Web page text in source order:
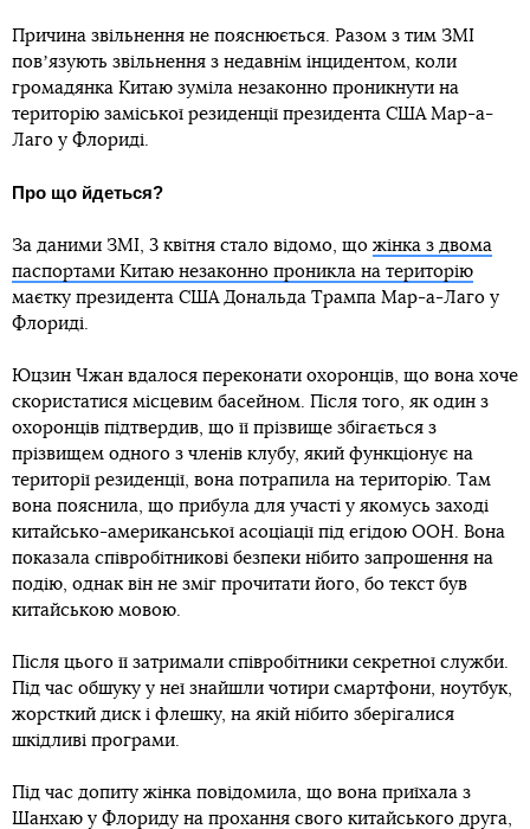
Причина звільнення не пояснюється. Разом з тим ЗМІ
повʼязують звільнення з недавнім інцидентом, коли
громадянка Китаю зуміла незаконно проникнути на
територію заміської резиденції президента США Мар-а-
Лаго у Флориді.
Про що йдеться?
За даними ЗМІ, 3 квітня стало відомо, що жінка з двома
паспортами Китаю незаконно проникла на територію
маєтку президента США Дональда Трампа Мар-а-Лаго у
Флориді.
Юцзин Чжан вдалося переконати охоронців, що вона хоче
скористатися місцевим басейном. Після того, як один з
охоронців підтвердив, що її прізвище збігається з
прізвищем одного з членів клубу, який функціонує на
території резиденції, вона потрапила на територію. Там
вона пояснила, що прибула для участі у якомусь заході
китайсько-американської асоціації під егідою ООН. Вона
показала співробітникові безпеки нібито запрошення на
подію, однак він не зміг прочитати його, бо текст був
китайською мовою.
Після цього її затримали співробітники секретної служби.
Під час обшуку у неї знайшли чотири смартфони, ноутбук,
жорсткий диск і флешку, на якій нібито зберігалися
шкідливі програми.
Під час допиту жінка повідомила, що вона приїхала з
Шанхаю у Флориду на прохання свого китайського друга,